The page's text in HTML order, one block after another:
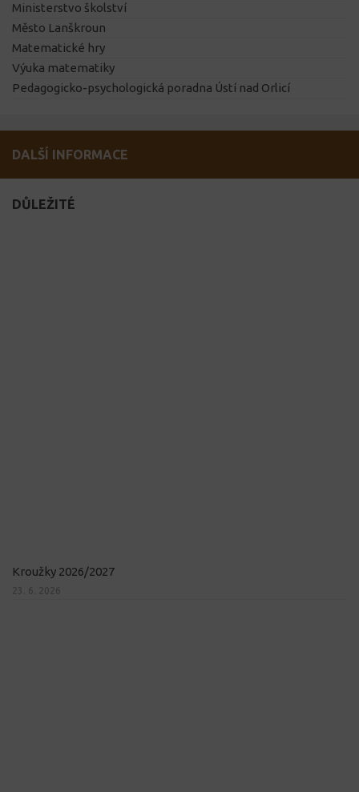
Ministerstvo školství
Město Lanškroun
Matematické hry
Výuka matematiky
Pedagogicko-psychologická poradna Ústí nad Orlicí
DALŠÍ INFORMACE
DŮLEŽITÉ
Kroužky 2026/2027
23. 6. 2026